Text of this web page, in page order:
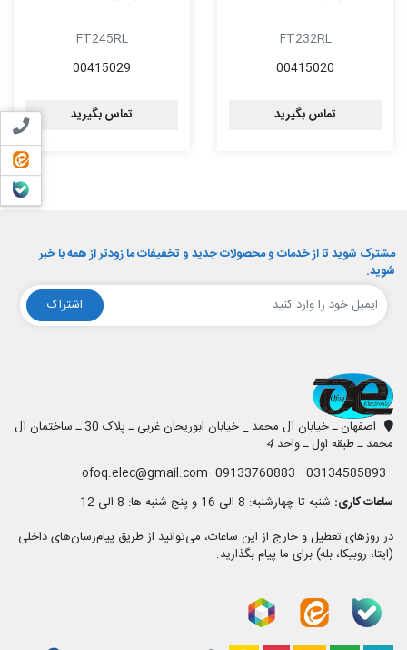
تماس
ایتا
بله
FT232RL
00415020
تماس بگیرید
FT245RL
00415029
تماس بگیرید
مشترک شوید تا از خدمات و محصولات جدید و تخفیفات ما زودتر از همه با خبر
شوید.
اشتراک
اصفهان ـ خیابان آل محمد _ خیابان ابوریحان غربی ـ پلاک 30 ـ ساختمان آل
محمد ـ طبقه اول ـ واحد4
ساعات کاری: شنبه تا چهارشنبه: 8 الی 16 و پنج شنبه ها: 8 الی 12
در روزهای تعطیل و خارج از این ساعات، می‌توانید از طریق پیام‌رسان‌های داخلی
(ایتا، روبیکا، بله) برای ما پیام بگذارید.